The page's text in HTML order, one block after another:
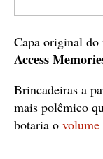
Capa original do
Access
Brincadeiras a
mais polêmico
botaria o volume